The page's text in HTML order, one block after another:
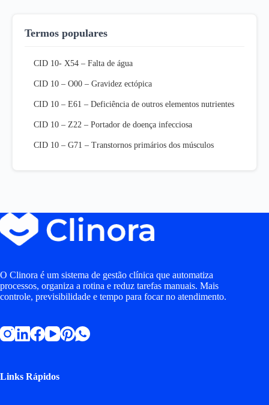
Termos populares
CID 10- X54 – Falta de água
CID 10 – O00 – Gravidez ectópica
CID 10 – E61 – Deficiência de outros elementos nutrientes
CID 10 – Z22 – Portador de doença infecciosa
CID 10 – G71 – Transtornos primários dos músculos
O Clinora é um sistema de gestão clínica que automatiza
processos, organiza a rotina e reduz tarefas manuais. Mais
controle, previsibilidade e tempo para focar no atendimento.
Links Rápidos